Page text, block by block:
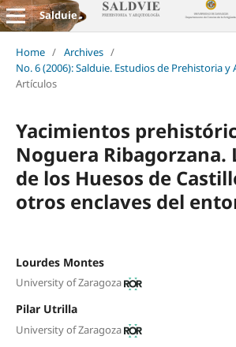
Salduie
Home / Archives /
No. 6 (2006): Salduie. Estudios de Prehistoria
Artículos
Yacimientos
Noguera Ribagorzana.
de los Huesos de
otros enclaves del
Lourdes Montes
University of Zaragoza
Pilar Utrilla
University of Zaragoza